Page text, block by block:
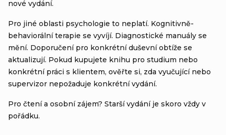
nové vydání.
Pro jiné oblasti psychologie to neplatí. Kognitivně-
behaviorální terapie se vyvíjí. Diagnostické manuály se
mění. Doporučení pro konkrétní duševní obtíže se
aktualizují. Pokud kupujete knihu pro studium nebo
konkrétní práci s klientem, ověřte si, zda vyučující nebo
supervizor nepožaduje konkrétní vydání.
Pro čtení a osobní zájem? Starší vydání je skoro vždy v
pořádku.